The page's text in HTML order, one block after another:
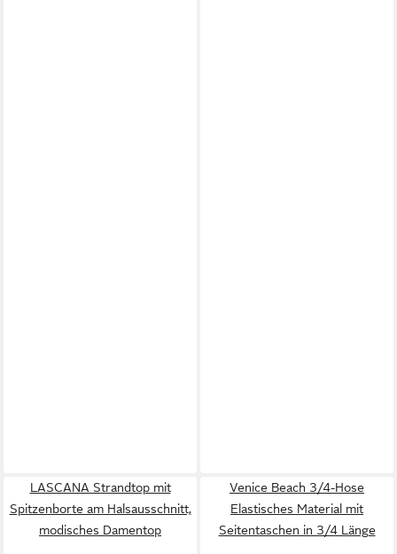
LASCANA Strandtop mit
Spitzenborte am Halsausschnitt,
modisches Damentop
Venice Beach 3/4-Hose
Elastisches Material mit
Seitentaschen in 3/4 Länge